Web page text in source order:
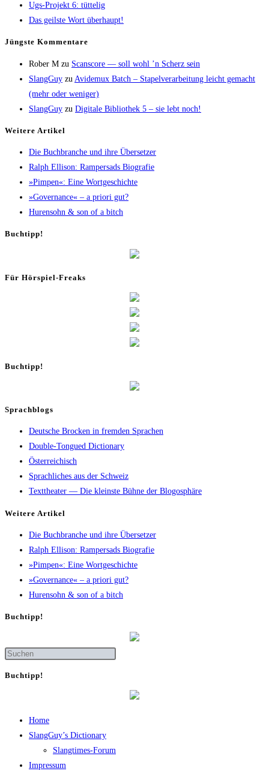
Ugs-Pro­jekt 6: tüttelig
Das geils­te Wort überhaupt!
Jüngs­te Kommentare
Rober M zu Scans­core — soll wohl ’n Scherz sein
SlangGuy zu Avi­de­mux Batch – Sta­pel­ver­ar­bei­tung leicht gemacht
(mehr oder weniger)
SlangGuy zu Digi­ta­le Biblio­thek 5 – sie lebt noch!
Wei­te­re Artikel
Die Buch­bran­che und ihre Übersetzer
Ralph Elli­son: Ram­pers­ads Biografie
»Pim­pen«: Eine Wortgeschichte
»Gover­nan­ce« – a prio­ri gut?
Huren­sohn & son of a bitch
Buch­tipp!
Für Hör­spiel-Freaks
Buch­tipp!
Sprachblogs
Deutsche Brocken in fremden Sprachen
Double-Tongued Dictionary
Österreichisch
Sprachliches aus der Schweiz
Texttheater — Die kleinste Bühne der Blogosphäre
Wei­te­re Artikel
Die Buch­bran­che und ihre Übersetzer
Ralph Elli­son: Ram­pers­ads Biografie
»Pim­pen«: Eine Wortgeschichte
»Gover­nan­ce« – a prio­ri gut?
Huren­sohn & son of a bitch
Buch­tipp!
Buch­tipp!
Home
SlangGuy’s Dic­tion­a­ry
Slang­times-Forum
Impres­sum